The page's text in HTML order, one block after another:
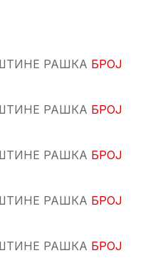
РАШКА БРОЈ
РАШКА БРОЈ
РАШКА БРОЈ
РАШКА БРОЈ
РАШКА БРОЈ